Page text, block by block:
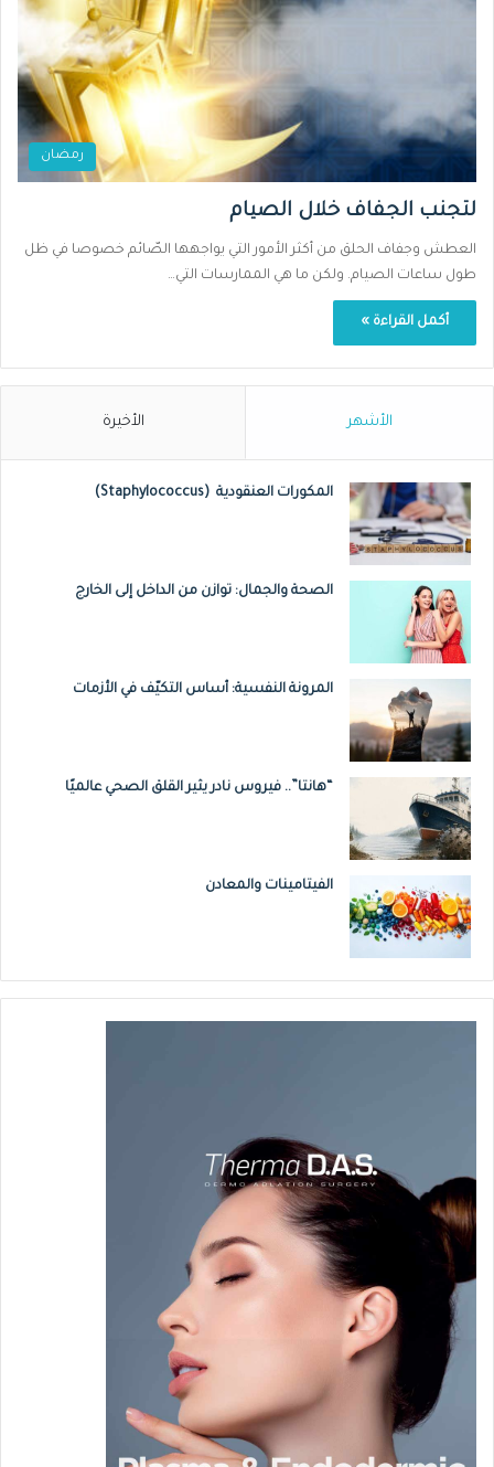
رمضان
لتجنب الجفاف خلال الصيام
العطش وجفاف الحلق من أكثر الأمور التي يواجهها الصّائم خصوصا في ظل
طول ساعات الصيام. ولكن ما هي الممارسات التي…
أكمل القراءة »
الأشهر الأخيرة
المكورات العنقودية (Staphylococcus)
الصحة والجمال: توازن من الداخل إلى الخارج
المرونة النفسية: أساس التكيّف في الأزمات
“هانتا”.. فيروس نادر يثير القلق الصحي عالميًا
الفيتامينات والمعادن